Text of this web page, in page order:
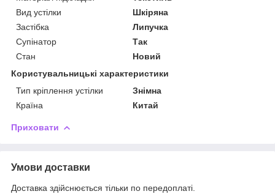
Вид устілки
Шкіряна
Застібка
Липучка
Супінатор
Так
Стан
Новий
Користувальницькі характеристики
Тип кріплення устілки
Знімна
Країна
Китай
Приховати
Умови доставки
Доставка здійснюється тільки по передоплаті.